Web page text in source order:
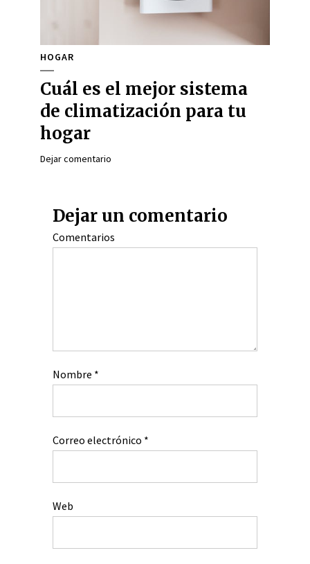
HOGAR
Cuál es el mejor sistema
de climatización para tu
hogar
Dejar comentario
Dejar un comentario
Comentarios
Nombre *
Correo electrónico *
Web